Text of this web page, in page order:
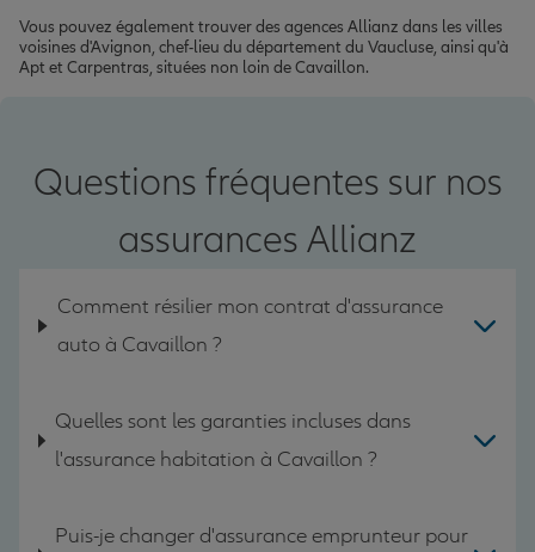
Vous pouvez également trouver des agences Allianz dans les villes
voisines d'Avignon, chef-lieu du département du Vaucluse, ainsi qu'à
Apt et Carpentras, situées non loin de Cavaillon.
Questions fréquentes sur nos
assurances Allianz
Comment résilier mon contrat d'assurance
auto à Cavaillon ?
Quelles sont les garanties incluses dans
l'assurance habitation à Cavaillon ?
Puis-je changer d'assurance emprunteur pour